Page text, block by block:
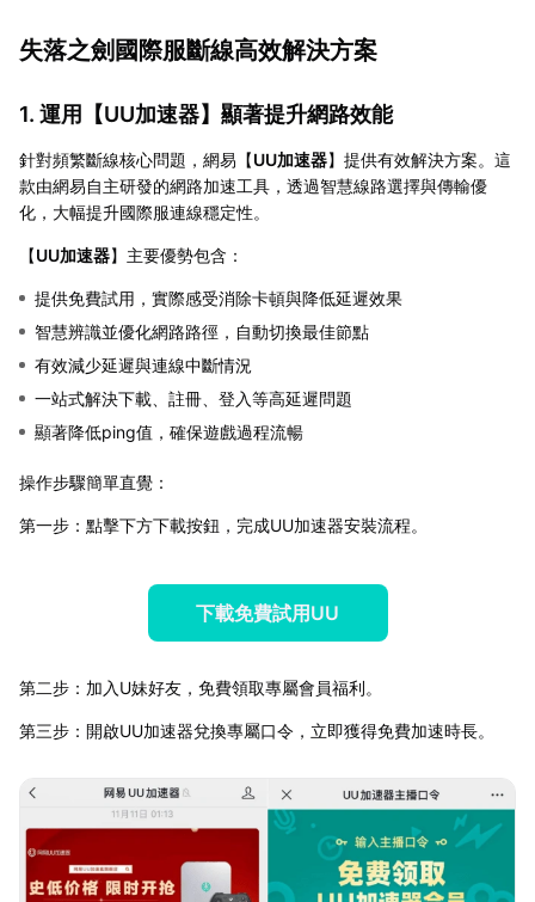
失落之劍國際服斷線高效解決方案
1. 運用【UU加速器】顯著提升網路效能
針對頻繁斷線核心問題，網易【UU加速器】提供有效解決方案。這
款由網易自主研發的網路加速工具，透過智慧線路選擇與傳輸優
化，大幅提升國際服連線穩定性。
【UU加速器】主要優勢包含：
提供免費試用，實際感受消除卡頓與降低延遲效果
智慧辨識並優化網路路徑，自動切換最佳節點
有效減少延遲與連線中斷情況
一站式解決下載、註冊、登入等高延遲問題
顯著降低ping值，確保遊戲過程流暢
操作步驟簡單直覺：
第一步：點擊下方下載按鈕，完成UU加速器安裝流程。
下載免費試用UU
第二步：加入U妹好友，免費領取專屬會員福利。
第三步：開啟UU加速器兌換專屬口令，立即獲得免費加速時長。